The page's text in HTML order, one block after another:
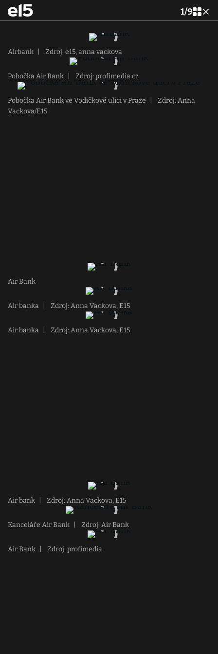
1/9
Airbank Zdroj: e15, anna vackova
Pobočka Air Bank Zdroj: profimedia.cz
Pobočka Air Bank ve Vodičkově ulici v Praze
Zdroj: Anna
Vackova/E15
Air Bank
Air banka Zdroj: Anna Vackova, E15
Air banka Zdroj: Anna Vackova, E15
Air bank Zdroj: Anna Vackova, E15
Kanceláře Air Bank Zdroj: Air Bank
Air Bank Zdroj: profimedia